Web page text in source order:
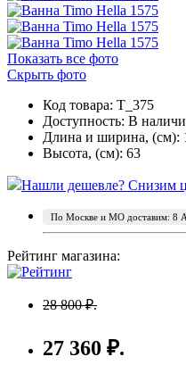
Показать все фото
Скрыть фото
Код товара: T_375
Доступность: В
Длина и ширина, (см):
Высота, (см): 63
Нашли дешевле? Снизим
По Москве и МО доставим: 8
Рейтинг магазина:
28 800 ₽.
27 360 ₽.